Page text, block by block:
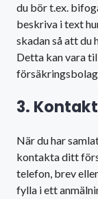
du bör t.ex.
beskriva i text
skadan så att du
Detta kan vara
3.
När du har
kontakta ditt
telefon, brev
fylla i ett